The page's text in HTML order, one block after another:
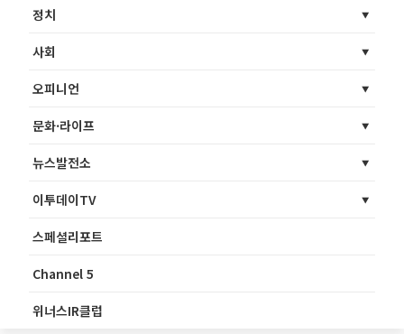
정치
사회
오피니언
문화·라이프
뉴스발전소
이투데이TV
스페셜리포트
Channel 5
위너스IR클럽